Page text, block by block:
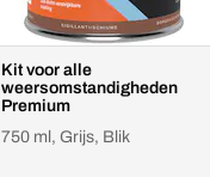
Kit voor alle
weersomstandigheden
Premium
750 ml, Grijs, Blik